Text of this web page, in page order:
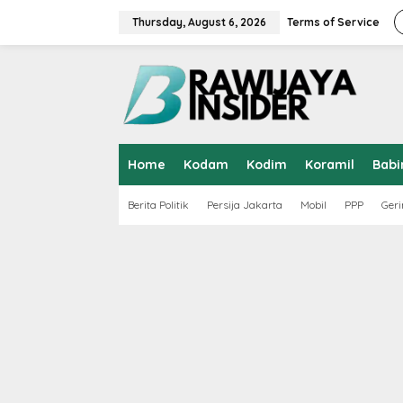
Thursday, August 6, 2026 Terms of Service
Home Kodam Kodim Koramil
Berita Politik Persija Jakarta Mobil PPP